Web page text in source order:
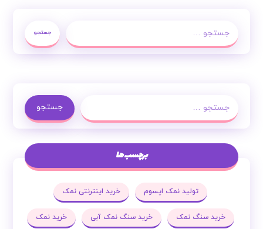
جستجو
جستجو
برچسب ها
تولید نمک اپسوم خرید اینترنتی نمک
خرید سنگ نمک خرید سنگ نمک آبی خرید نمک